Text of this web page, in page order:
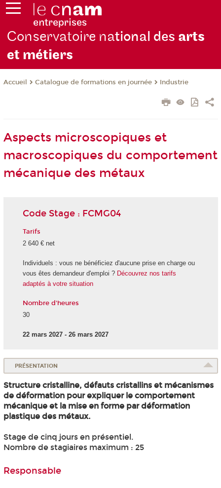
Conservatoire national des arts
et métiers
Accueil Catalogue de formations en journée Industrie
Aspects microscopiques et
macroscopiques du comportement
mécanique des métaux
Code Stage : FCMG04
Tarifs
2 640 € net
Individuels : vous ne bénéficiez d'aucune prise en charge ou
vous êtes demandeur d'emploi ? Découvrez nos tarifs
adaptés à votre situation
Nombre d'heures
30
22 mars 2027 - 26 mars 2027
PRÉSENTATION
Structure cristalline, défauts cristallins et mécanismes
de déformation pour expliquer le comportement
mécanique et la mise en forme par déformation
plastique des métaux.
Stage de cinq jours en présentiel.
Nombre de stagiaires maximum : 25
Responsable